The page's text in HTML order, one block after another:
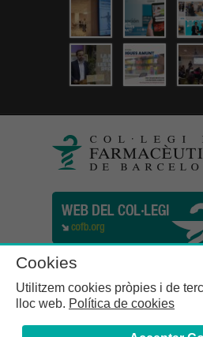
Cookies
Utilitzem cookies pròpies i de
lloc web. Política de cookies